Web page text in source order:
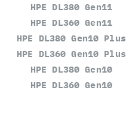
HPE DL380 Gen11
HPE DL360 Gen11
HPE DL380 Gen10 Plus
HPE DL360 Gen10 Plus
HPE DL380 Gen10
HPE DL360 Gen10